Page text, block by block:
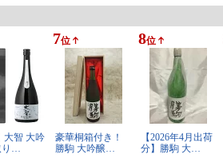
大智 大吟
…
7位
豪華桐箱付き！
勝駒 大吟醸…
8位
【2026年4月出荷
分】勝駒 大…